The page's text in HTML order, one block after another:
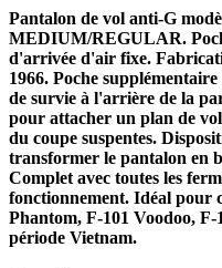
Pantalon de vol anti-G
MEDIUM/REGULAR.
d'arrivée d'air fixe.
1966. Poche
de survie à l'arrière de la
pour attacher un plan de
du coupe suspentes.
transformer le pantalon en
Complet avec toutes les
fonctionnement. Idéal pour
Phantom, F-101 Voodoo,
période Vietnam.